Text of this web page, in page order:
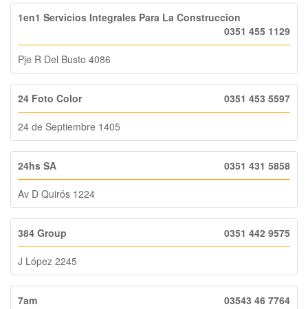
1en1 Servicios Integrales Para La Construccion
0351 455 1129
Pje R Del Busto 4086
24 Foto Color 0351 453 5597
24 de Septiembre 1405
24hs SA 0351 431 5858
Av D Quirós 1224
384 Group 0351 442 9575
J López 2245
7am 03543 46 7764